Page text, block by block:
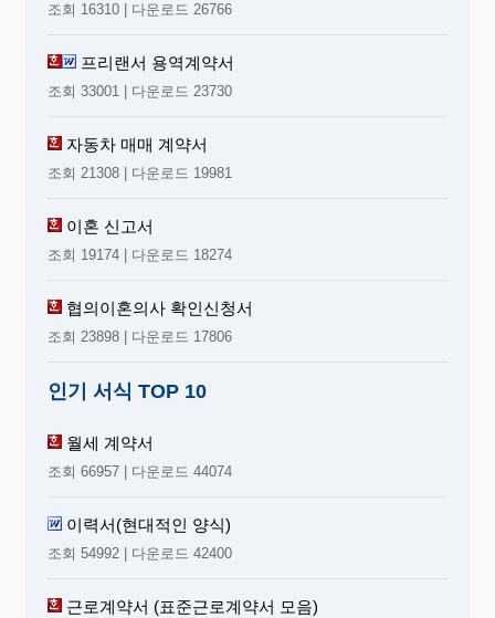
조회 16310 | 다운로드 26766
프리랜서 용역계약서
조회 33001 | 다운로드 23730
자동차 매매 계약서
조회 21308 | 다운로드 19981
이혼 신고서
조회 19174 | 다운로드 18274
협의이혼의사 확인신청서
조회 23898 | 다운로드 17806
인기 서식 TOP 10
월세 계약서
조회 66957 | 다운로드 44074
이력서(현대적인 양식)
조회 54992 | 다운로드 42400
근로계약서 (표준근로계약서 모음)